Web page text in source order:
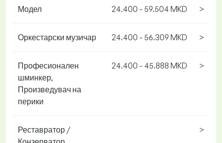
Модел 24.400 - 59.504 MKD >
Оркестарски музичар 24.400 - 56.309 MKD >
Професионален
шминкер,
Произведувач на
перики
24.400 - 45.888 MKD >
Реставратор /
>